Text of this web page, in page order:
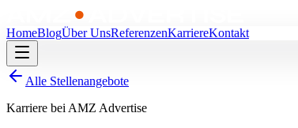
HomeBlogÜber UnsReferenzenKarriereKontakt
Alle Stellenangebote
Karriere bei AMZ Advertise